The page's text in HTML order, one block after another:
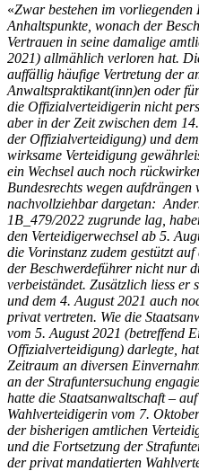
«Zwar bestehen im vorliegenden
Anhaltspunkte, wonach der
Vertrauen in seine damalige
2021) allmählich verloren hat.
auffällig häufige Vertretung der
Anwaltspraktikant(inn)en oder
die Offizialverteidigerin nicht
aber in der Zeit zwischen dem
der Offizialverteidigung) und
wirksame Verteidigung
ein Wechsel auch noch
Bundesrechts wegen
nachvollziehbar dargetan:
1B_479/2022 zugrunde lag,
den Verteidigerwechsel ab 5.
die Vorinstanz zudem gestützt
der Beschwerdeführer nicht nur
verbeiständet. Zusätzlich liess er
und dem 4. August 2021 auch
privat vertreten. Wie die
vom 5. August 2021 (betreffend
Offizialverteidigung) darlegte,
Zeitraum an diversen
an der Strafuntersuchung
hatte die Staatsanwaltschaft –
Wahlverteidigerin vom 7.
der bisherigen amtlichen
und die Fortsetzung der
der privat mandatierten